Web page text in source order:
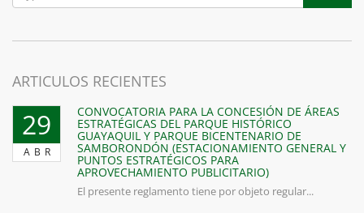
ARTICULOS RECIENTES
29
ABR
CONVOCATORIA PARA LA CONCESIÓN DE ÁREAS
ESTRATÉGICAS DEL PARQUE HISTÓRICO
GUAYAQUIL Y PARQUE BICENTENARIO DE
SAMBORONDÓN (ESTACIONAMIENTO GENERAL Y
PUNTOS ESTRATÉGICOS PARA
APROVECHAMIENTO PUBLICITARIO)
El presente reglamento tiene por objeto regular...